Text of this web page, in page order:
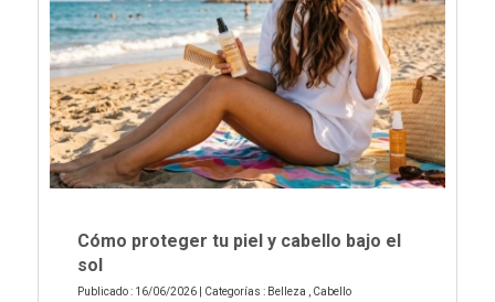
Cómo proteger tu piel y cabello bajo el
sol
Publicado : 16/06/2026 | Categorías : Belleza Cabello